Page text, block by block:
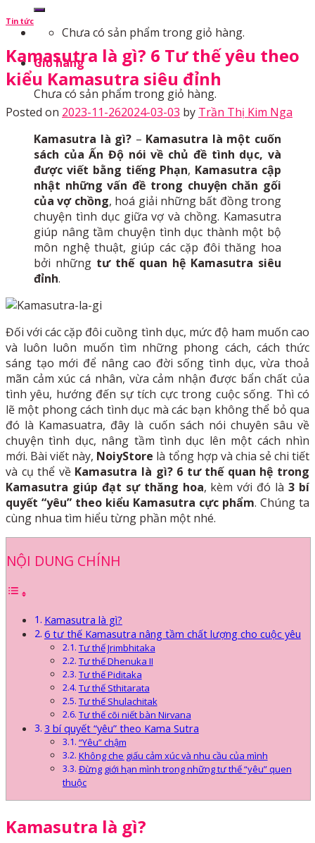
Chưa có sản phẩm trong giỏ hàng.
Giỏ hàng
Chưa có sản phẩm trong giỏ hàng.
Tin tức
Kamasutra là gì? 6 Tư thế yêu theo
kiểu Kamasutra siêu đỉnh
Posted on 2023-11-262024-03-03 by Trần Thị Kim Nga
Kamasutra là gì? – Kamasutra là một cuốn
sách của Ấn Độ nói về chủ đề tình dục, và
được viết bằng tiếng Phạn, Kamasutra cập
nhật những vấn đề trong chuyện chăn gối
của vợ chồng, hoá giải những bất đồng trong
chuyện tình dục giữa vợ và chồng. Kamasutra
giúp nâng tầm chuyện tình dục thành một bộ
môn nghệ thuật, giúp các cặp đôi thăng hoa
bởi những tư thế quan hệ Kamasutra siêu
đỉnh.
Đối với các cặp đôi cuồng tình dục, mức độ ham muốn cao
và luôn luôn muốn tìm những phong cách, cách thức
sáng tạo mới để nâng cao đời sống tình dục, vừa thoả
mãn cảm xúc cá nhân, vừa cảm nhận được bẩn chất của
tình yêu, hướng đến sự tích cực trong cuộc sống. Thì có
lẽ một phong cách tình dục mà các bạn không thể bỏ qua
đó là Kamasuatra, đây là cuốn sách nói chuyên sâu về
chuyện tình dục, nâng tầm tình dục lên một cách nhìn
mới. Bài viết này, NoiyStore là tổng hợp và chia sẻ chi tiết
và cụ thể vềKamasutra là gì? 6 tư thế quan hệ trong
Kamasutra giúp đạt sự thăng hoa, kèm với đó là3 bí
quyết “yêu” theo kiểu Kamasutra cực phẩm. Chúng ta
cùng nhua tìm hiểu từng phần một nhé.
NỘI DUNG CHÍNH
Kamasutra là gì?
6 tư thế Kamasutra nâng tầm chất lượng cho cuộc yêu
Tư thế Jrimbhitaka
Tư thế Dhenuka II
Tư thế Piditaka
Tư thế Sthitarata
Tư thế Shulachitak
Tư thế cõi niết bàn Nirvana
3 bí quyết “yêu” theo Kama Sutra
“Yêu” chậm
Không che giấu cảm xúc và nhu cầu của mình
Đừng giới hạn mình trong những tư thế “yêu” quen
thuộc
Kamasutra là gì?